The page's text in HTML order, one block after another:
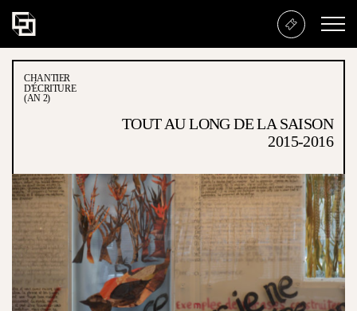
Chantier d’écriture (An 2)
CHANTIER
D'ÉCRITURE
(AN 2)
TOUT AU LONG DE LA SAISON
2015-2016